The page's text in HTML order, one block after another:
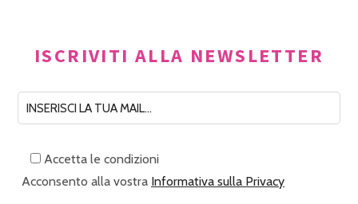
ISCRIVITI ALLA NEWSLETTER
Accetta le condizioni
Acconsento alla vostra Informativa sulla Privacy